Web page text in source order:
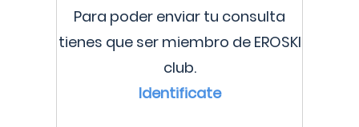
Para poder enviar tu consulta
tienes que ser miembro de EROSKI
club.
Identificate